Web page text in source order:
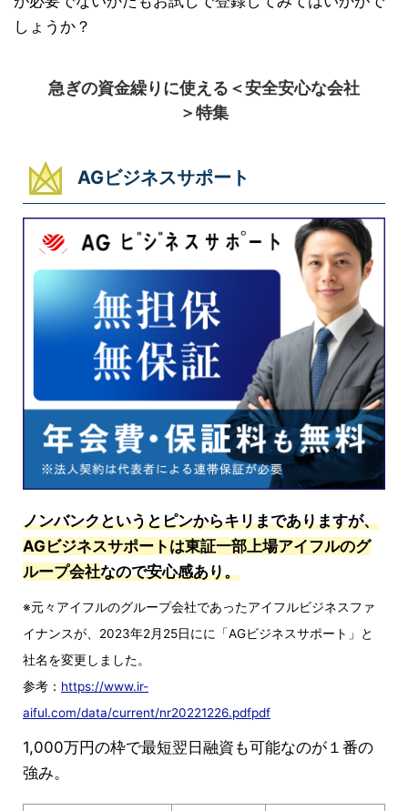
しょうか？
急ぎの資金繰りに使える＜安全安心な会社
＞特集
AGビジネスサポート
ノンバンクというとピンからキリまでありますが、
AGビジネスサポートは東証一部上場アイフルのグ
ループ会社なので安心感あり。
※元々アイフルのグループ会社であったアイフルビジネスファ
イナンスが、2023年2月25日にに「AGビジネスサポート」と
社名を変更しました。
参考： https://www.ir-
aiful.com/data/current/nr20221226.pdfpdf
1,000万円の枠で最短翌日融資も可能なのが１番の
強み。